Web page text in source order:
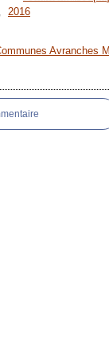
, 2016